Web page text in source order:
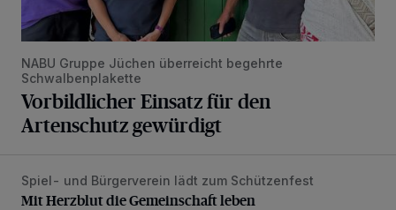
NABU Gruppe Jüchen überreicht begehrte
Schwalbenplakette
Vorbildlicher Einsatz für den
Artenschutz gewürdigt
Mit Herzblut die Gemeinschaft leben
Spiel- und Bürgerverein lädt zum Schützenfest
Mit Herzblut die Gemeinschaft leben